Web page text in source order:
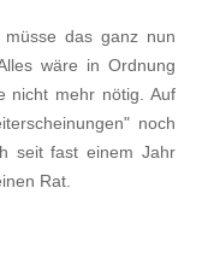
das ganz nun
wäre in Ordnung
nicht mehr nötig. Auf
noch
seit fast einem Jahr
Rat.